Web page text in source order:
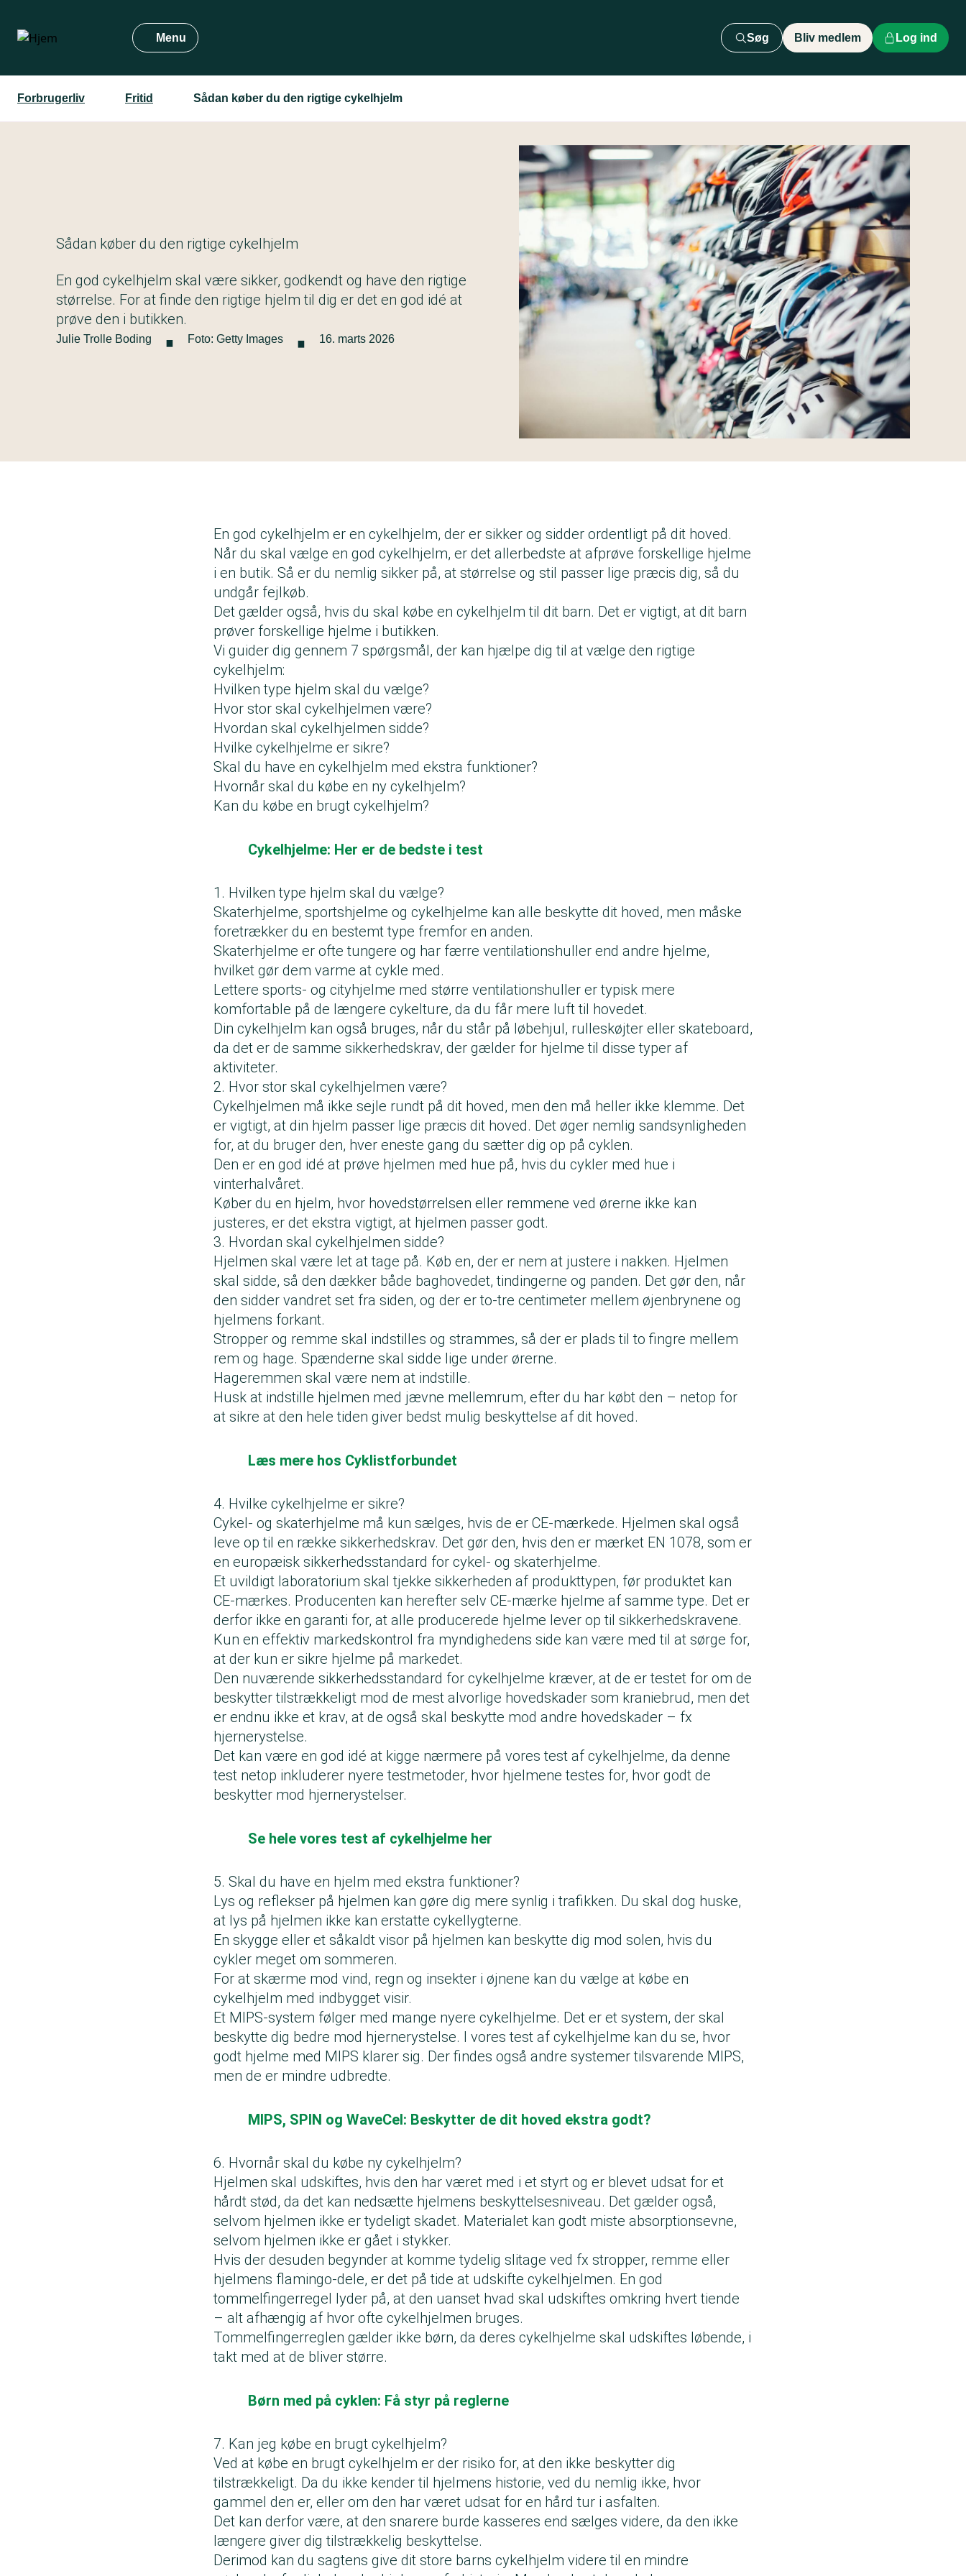
hovedindhold
Menu Søg Bliv medlem Log ind
Forbrugerliv Fritid Sådan køber du den rigtige cykelhjelm
Sådan køber du den rigtige cykelhjelm
En god cykelhjelm skal være sikker, godkendt og have den rigtige
størrelse. For at finde den rigtige hjelm til dig er det en god idé at
prøve den i butikken.
Julie Trolle Boding · Foto: Getty Images · 16. marts 2026
En god cykelhjelm er en cykelhjelm, der er sikker og sidder ordentligt på dit hoved.
Når du skal vælge en god cykelhjelm, er det allerbedste at afprøve forskellige hjelme
i en butik. Så er du nemlig sikker på, at størrelse og stil passer lige præcis dig, så du
undgår fejlkøb.
Det gælder også, hvis du skal købe en cykelhjelm til dit barn. Det er vigtigt, at dit barn
prøver forskellige hjelme i butikken.
Vi guider dig gennem 7 spørgsmål, der kan hjælpe dig til at vælge den rigtige
cykelhjelm:
Hvilken type hjelm skal du vælge?
Hvor stor skal cykelhjelmen være?
Hvordan skal cykelhjelmen sidde?
Hvilke cykelhjelme er sikre?
Skal du have en cykelhjelm med ekstra funktioner?
Hvornår skal du købe en ny cykelhjelm?
Kan du købe en brugt cykelhjelm?
Cykelhjelme: Her er de bedste i test
1. Hvilken type hjelm skal du vælge?
Skaterhjelme, sportshjelme og cykelhjelme kan alle beskytte dit hoved, men måske
foretrækker du en bestemt type fremfor en anden.
Skaterhjelme er ofte tungere og har færre ventilationshuller end andre hjelme,
hvilket gør dem varme at cykle med.
Lettere sports- og cityhjelme med større ventilationshuller er typisk mere
komfortable på de længere cykelture, da du får mere luft til hovedet.
Din cykelhjelm kan også bruges, når du står på løbehjul, rulleskøjter eller skateboard,
da det er de samme sikkerhedskrav, der gælder for hjelme til disse typer af
aktiviteter.
2. Hvor stor skal cykelhjelmen være?
Cykelhjelmen må ikke sejle rundt på dit hoved, men den må heller ikke klemme. Det
er vigtigt, at din hjelm passer lige præcis dit hoved. Det øger nemlig sandsynligheden
for, at du bruger den, hver eneste gang du sætter dig op på cyklen.
Den er en god idé at prøve hjelmen med hue på, hvis du cykler med hue i
vinterhalvåret.
Køber du en hjelm, hvor hovedstørrelsen eller remmene ved ørerne ikke kan
justeres, er det ekstra vigtigt, at hjelmen passer godt.
3. Hvordan skal cykelhjelmen sidde?
Hjelmen skal være let at tage på. Køb en, der er nem at justere i nakken. Hjelmen
skal sidde, så den dækker både baghovedet, tindingerne og panden. Det gør den, når
den sidder vandret set fra siden, og der er to-tre centimeter mellem øjenbrynene og
hjelmens forkant.
Stropper og remme skal indstilles og strammes, så der er plads til to fingre mellem
rem og hage. Spænderne skal sidde lige under ørerne.
Hageremmen skal være nem at indstille.
Husk at indstille hjelmen med jævne mellemrum, efter du har købt den – netop for
at sikre at den hele tiden giver bedst mulig beskyttelse af dit hoved.
Læs mere hos Cyklistforbundet
4. Hvilke cykelhjelme er sikre?
Cykel- og skaterhjelme må kun sælges, hvis de er CE-mærkede. Hjelmen skal også
leve op til en række sikkerhedskrav. Det gør den, hvis den er mærket EN 1078, som er
en europæisk sikkerhedsstandard for cykel- og skaterhjelme.
Et uvildigt laboratorium skal tjekke sikkerheden af produkttypen, før produktet kan
CE-mærkes. Producenten kan herefter selv CE-mærke hjelme af samme type. Det er
derfor ikke en garanti for, at alle producerede hjelme lever op til sikkerhedskravene.
Kun en effektiv markedskontrol fra myndighedens side kan være med til at sørge for,
at der kun er sikre hjelme på markedet.
Den nuværende sikkerhedsstandard for cykelhjelme kræver, at de er testet for om de
beskytter tilstrækkeligt mod de mest alvorlige hovedskader som kraniebrud, men det
er endnu ikke et krav, at de også skal beskytte mod andre hovedskader – fx
hjernerystelse.
Det kan være en god idé at kigge nærmere på vores test af cykelhjelme, da denne
test netop inkluderer nyere testmetoder, hvor hjelmene testes for, hvor godt de
beskytter mod hjernerystelser.
Se hele vores test af cykelhjelme her
5. Skal du have en hjelm med ekstra funktioner?
Lys og reflekser på hjelmen kan gøre dig mere synlig i trafikken. Du skal dog huske,
at lys på hjelmen ikke kan erstatte cykellygterne.
En skygge eller et såkaldt visor på hjelmen kan beskytte dig mod solen, hvis du
cykler meget om sommeren.
For at skærme mod vind, regn og insekter i øjnene kan du vælge at købe en
cykelhjelm med indbygget visir.
Et MIPS-system følger med mange nyere cykelhjelme. Det er et system, der skal
beskytte dig bedre mod hjernerystelse. I vores test af cykelhjelme kan du se, hvor
godt hjelme med MIPS klarer sig. Der findes også andre systemer tilsvarende MIPS,
men de er mindre udbredte.
MIPS, SPIN og WaveCel: Beskytter de dit hoved ekstra godt?
6. Hvornår skal du købe ny cykelhjelm?
Hjelmen skal udskiftes, hvis den har været med i et styrt og er blevet udsat for et
hårdt stød, da det kan nedsætte hjelmens beskyttelsesniveau. Det gælder også,
selvom hjelmen ikke er tydeligt skadet. Materialet kan godt miste absorptionsevne,
selvom hjelmen ikke er gået i stykker.
Hvis der desuden begynder at komme tydelig slitage ved fx stropper, remme eller
hjelmens flamingo-dele, er det på tide at udskifte cykelhjelmen. En god
tommelfingerregel lyder på, at den uanset hvad skal udskiftes omkring hvert tiende
– alt afhængig af hvor ofte cykelhjelmen bruges.
Tommelfingerreglen gælder ikke børn, da deres cykelhjelme skal udskiftes løbende, i
takt med at de bliver større.
Børn med på cyklen: Få styr på reglerne
7. Kan jeg købe en brugt cykelhjelm?
Ved at købe en brugt cykelhjelm er der risiko for, at den ikke beskytter dig
tilstrækkeligt. Da du ikke kender til hjelmens historie, ved du nemlig ikke, hvor
gammel den er, eller om den har været udsat for en hård tur i asfalten.
Det kan derfor være, at den snarere burde kasseres end sælges videre, da den ikke
længere giver dig tilstrækkelig beskyttelse.
Derimod kan du sagtens give dit store barns cykelhjelm videre til en mindre